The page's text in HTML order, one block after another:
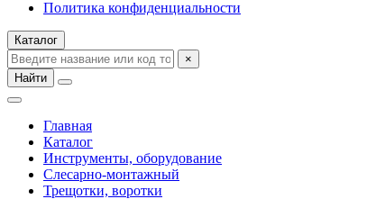
Политика конфиденциальности
Каталог
×
Найти
Главная
Каталог
Инструменты, оборудование
Слесарно-монтажный
Трещотки, воротки